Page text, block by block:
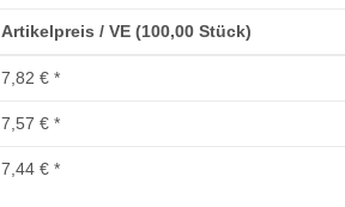
Artikelpreis / VE (100,00 Stück)
7,82 € *
7,57 € *
7,44 € *